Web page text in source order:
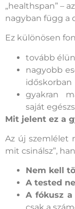
„healthspan” –
nagyban függ a
Ez különösen
tovább
nagyobb
időskorban
gyakran
saját
Mit jelent ez a
Az új szemlélet
mit csinálsz”,
Nem kell
A tested
A fókusz